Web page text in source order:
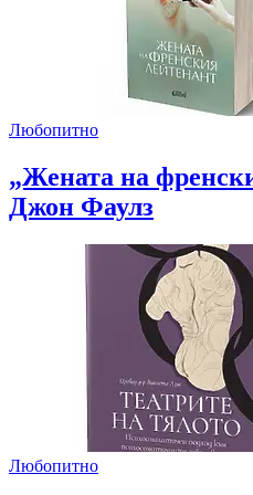
Любопитно
„Жената на
Джон Фаулз
Любопитно